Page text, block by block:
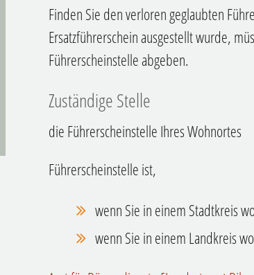
Finden Sie den verloren geglaubten
Ersatzführerschein ausgestellt wurde,
Führerscheinstelle abgeben.
Zuständige Stelle
die Führerscheinstelle Ihres Wohnortes
Führerscheinstelle ist,
wenn Sie in einem Stadtkreis
wenn Sie in einem Landkreis